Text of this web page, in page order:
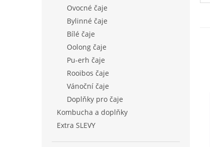
Ovocné čaje
Bylinné čaje
Bílé čaje
Oolong čaje
Pu-erh čaje
Rooibos čaje
Vánoční čaje
Doplňky pro čaje
Kombucha a doplňky
Extra SLEVY